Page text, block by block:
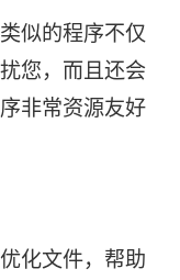
似的程序不仅
您，而且还会
非常资源友好
化文件，帮助